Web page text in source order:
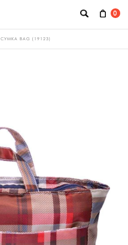
0
СУМКА BAG (19123)